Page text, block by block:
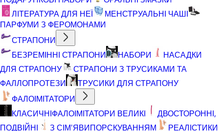
ЛІТЕРАТУРА ДЛЯ НЕЇ
МЕНСТРУАЛЬНІ ЧАШІ
ПАРФУМИ З ФЕРОМОНАМИ
СТРАПОНИ
БЕЗРЕМІННІ СТРАПОНИ
НАБОРИ
НАСАДКИ
ДЛЯ СТРАПОНУ
СТРАПОНИ З ТРУСИКАМИ ТА
ФАЛЛОПРОТЕЗИ
ТРУСИКИ ДЛЯ СТРАПОНУ
ФАЛОІМІТАТОРИ
КЛАСИЧНІФАЛОІМІТАТОРИ ВЕЛИКІ
ДВОСТОРОННІ,
ПОДВІЙНІ
З СІМ'ЯВИПОРСКУВАННЯМ
РЕАЛІСТИКИ